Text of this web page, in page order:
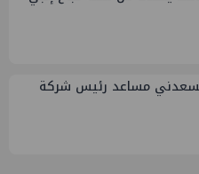
مساعد رئيس شركة